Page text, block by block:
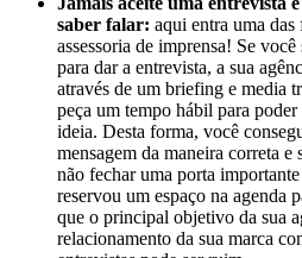
saber falar: aqui entra uma das
assessoria de imprensa! Se
para dar a entrevista, a sua
através de um briefing e media
peça um tempo hábil para
ideia. Desta forma, você
mensagem da maneira correta e
não fechar uma porta
reservou um espaço na agenda
que o principal objetivo da sua
relacionamento da sua marca